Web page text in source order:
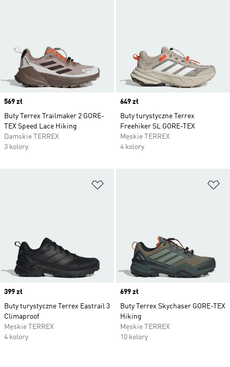
Price
569 zł
Buty Terrex Trailmaker 2 GORE-
TEX Speed Lace Hiking
Damskie TERREX
3 kolory
Price
649 zł
Buty turystyczne Terrex
Freehiker SL GORE-TEX
Męskie TERREX
4 kolory
Price
399 zł
Buty turystyczne Terrex Eastrail 3
Climaproof
Męskie TERREX
4 kolory
Price
699 zł
Buty Terrex Skychaser GORE-TEX
Hiking
Męskie TERREX
10 kolory